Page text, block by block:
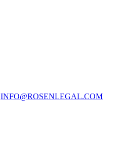
INFO@ROSENLEGAL.COM